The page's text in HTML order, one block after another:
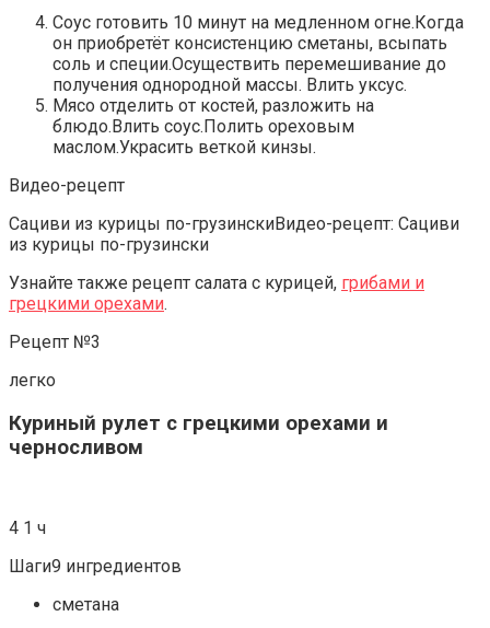
Соус готовить 10 минут на медленном огне.Когда
он приобретёт консистенцию сметаны, всыпать
соль и специи.Осуществить перемешивание до
получения однородной массы. Влить уксус.
Мясо отделить от костей, разложить на
блюдо.Влить соус.Полить ореховым
маслом.Украсить веткой кинзы.
Видео-рецепт
Сациви из курицы по-грузинскиВидео-рецепт: Сациви
из курицы по-грузински
Узнайте также рецепт салата с курицей, грибами и
грецкими орехами.
Рецепт №3
легко
Куриный рулет с грецкими орехами и
черносливом
4 1 ч
Шаги9 ингредиентов
сметана